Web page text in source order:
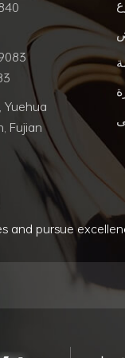
Fujian
and pursue